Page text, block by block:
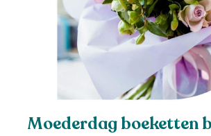
Moederdag boeketten